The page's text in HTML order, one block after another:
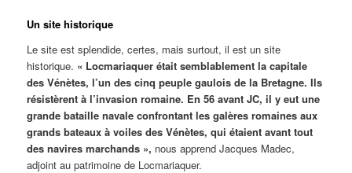
Un site historique
Le site est splendide, certes, mais surtout, il est un site
historique. « Locmariaquer était semblablement la capitale
des Vénètes, l’un des cinq peuple gaulois de la Bretagne. Ils
résistèrent à l’invasion romaine. En 56 avant JC, il y eut une
grande bataille navale confrontant les galères romaines aux
grands bateaux à voiles des Vénètes, qui étaient avant tout
des navires marchands », nous apprend Jacques Madec,
adjoint au patrimoine de Locmariaquer.